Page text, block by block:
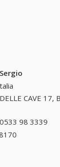
CAVE 17,
98 3339